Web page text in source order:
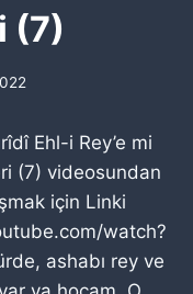
(7)
Ehl-i Rey’e mi
(7) videosundan
için Linki
watch?
ashabı rey ve